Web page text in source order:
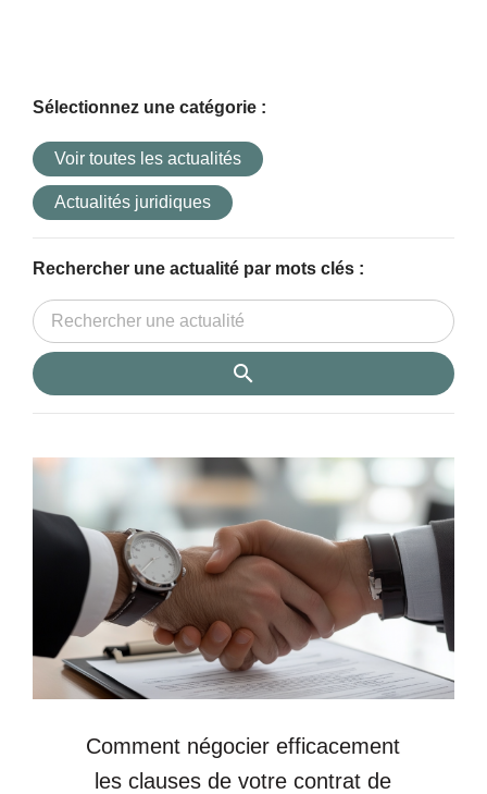
Sélectionnez une catégorie :
Voir toutes les actualités
Actualités juridiques
Rechercher une actualité par mots clés :
Comment négocier efficacement
les clauses de votre contrat de